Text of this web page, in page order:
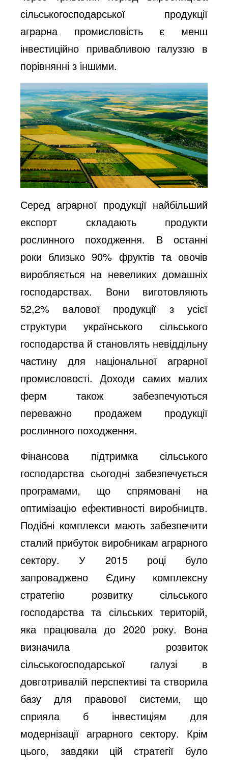
сільськогосподарської продукції
аграрна промисловість є менш
інвестиційно привабливою галуззю в
порівнянні з іншими.
Серед аграрної продукції найбільший
експорт складають продукти
рослинного походження. В останні
роки близько 90% фруктів та овочів
виробляється на невеликих домашніх
господарствах. Вони виготовляють
52,2% валової продукції з усієї
структури українського сільського
господарства й становлять невіддільну
частину для національної аграрної
промисловості. Доходи самих малих
ферм також забезпечуються
переважно продажем продукції
рослинного походження.
Фінансова підтримка сільського
господарства сьогодні забезпечується
програмами, що спрямовані на
оптимізацію ефективності виробництв.
Подібні комплекси мають забезпечити
сталий прибуток виробникам аграрного
сектору. У 2015 році було
запроваджено Єдину комплексну
стратегію розвитку сільського
господарства та сільських територій,
яка працювала до 2020 року. Вона
визначила розвиток
сільськогосподарської галузі в
довготривалій перспективі та створила
базу для правової системи, що
сприяла б інвестиціям для
модернізації аграрного сектору. Крім
цього, завдяки цій стратегії було